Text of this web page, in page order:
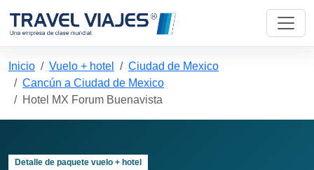
Inicio Vuelo + hotel
Ciudad de Mexico
Cancún a Ciudad de Mexico
Hotel MX Forum Buenavista
Detalle de paquete vuelo + hotel